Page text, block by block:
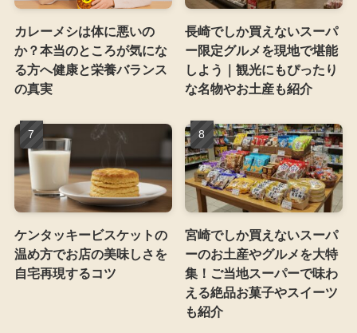
カレーメシは体に悪いの
か？本当のところが気にな
る方へ健康と栄養バランス
の真実
長崎でしか買えないスーパ
ー限定グルメを現地で堪能
しよう｜観光にもぴったり
な名物やお土産も紹介
ケンタッキービスケットの
温め方でお店の美味しさを
自宅再現するコツ
宮崎でしか買えないスーパ
ーのお土産やグルメを大特
集！ご当地スーパーで味わ
える絶品お菓子やスイーツ
も紹介